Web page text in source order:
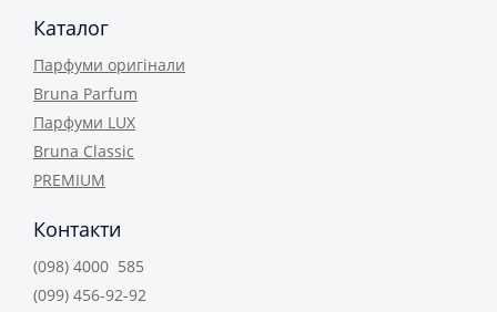
Каталог
Парфуми оригінали
Bruna Parfum
Парфуми LUX
Bruna Classic
PREMIUM
Контакти
(098) 4000 585
(099) 456-92-92